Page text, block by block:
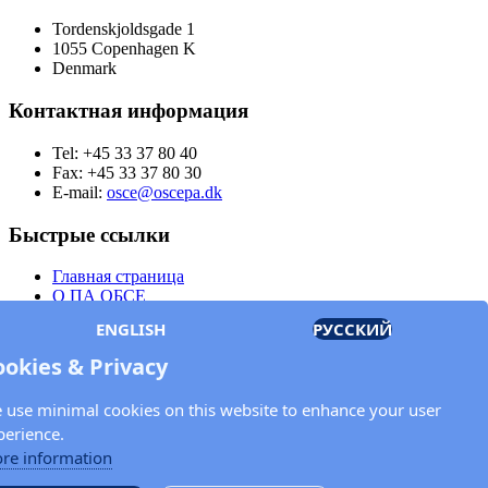
Tordenskjoldsgade 1
1055 Copenhagen K
Denmark
Контактная информация
Tel: +45 33 37 80 40
Fax: +45 33 37 80 30
E-mail: osce@oscepa.dk
Быстрые ссылки
Главная страница
О ПА ОБСЕ
Члены
Документы
OSCE.org
Контактная информация
Свяжитесь с Парламентской ассамблеей ОБСЕ
ENGLISH РУССКИЙ
& Privacy
use minimal cookies on this website to enhance your user
information